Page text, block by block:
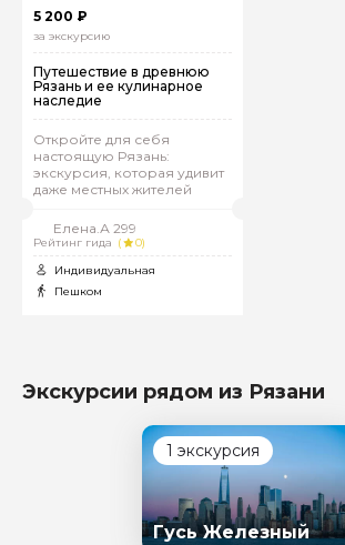
5 200 ₽
за экскурсию
Путешествие в древнюю
Рязань и ее кулинарное
наследие
Откройте для себя
настоящую Рязань:
экскурсия, которая удивит
даже местных жителей
Елена.А 299
Рейтинг гида (
0)
Индивидуальная
Пешком
Экскурсии рядом из Рязани
1 экскурсия
Гусь Железный